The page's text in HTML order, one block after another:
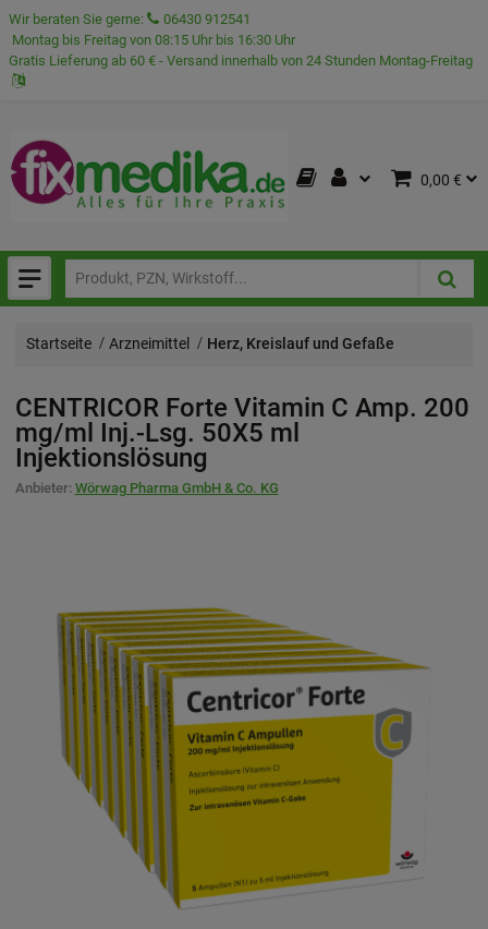
Wir beraten Sie gerne:
06430 912541
Montag bis Freitag von 08:15 Uhr bis 16:30 Uhr
Gratis Lieferung ab 60 € - Versand innerhalb von 24 Stunden Montag-Freitag
0,00 €
Startseite Arzneimittel Herz, Kreislauf und Gefaße
CENTRICOR Forte Vitamin C Amp. 200
mg/ml Inj.-Lsg. 50X5 ml
Injektionslösung
Anbieter: Wörwag Pharma GmbH & Co. KG